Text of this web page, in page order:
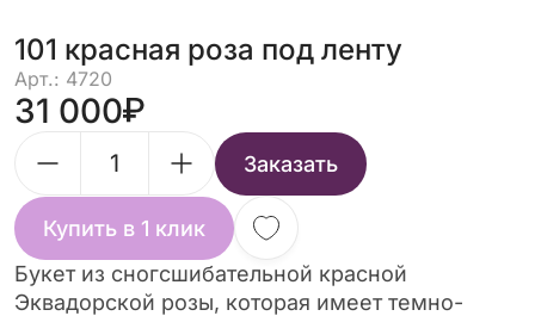
101 красная роза под ленту
Арт.: 4720
31 000
Заказать
Купить в 1 клик
Букет из сногсшибательной красной
Эквадорской розы, которая имеет темно-